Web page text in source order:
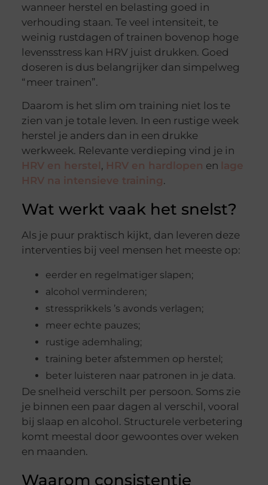
wanneer herstel en belasting goed in
verhouding staan. Te veel intensiteit, te
weinig rustdagen of trainen bovenop hoge
levensstress kan HRV juist drukken. Goed
doseren is dus belangrijker dan simpelweg
“meer trainen”.
Daarom is het slim om training niet los te
zien van je totale leven. In een rustige week
herstel je anders dan in een drukke
werkweek. Relevante verdieping vind je in
HRV en herstel , HRV en hardlopen en lage
HRV na intensieve training.
Wat werkt vaak het snelst?
Als je puur praktisch kijkt, dan leveren deze
interventies bij veel mensen het meeste op:
eerder en regelmatiger slapen;
alcohol verminderen;
stressprikkels ’s avonds verlagen;
meer echte pauzes;
rustige ademhaling;
training beter afstemmen op herstel;
beter luisteren naar patronen in je data.
De snelheid verschilt per persoon. Soms zie
je binnen een paar dagen al verschil, vooral
bij slaap en alcohol. Structurele verbetering
komt meestal door gewoontes over weken
en maanden.
Waarom consistentie